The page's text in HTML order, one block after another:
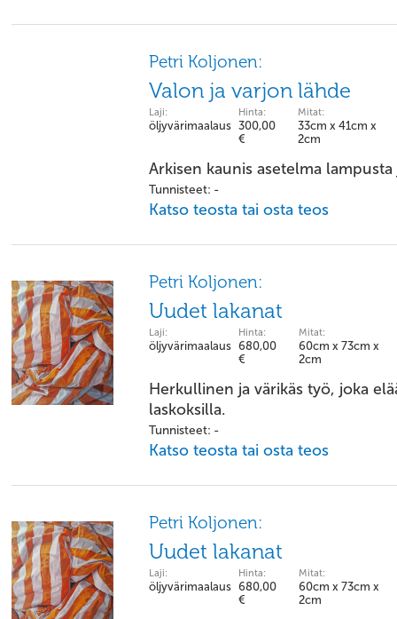
Petri Koljonen:
Valon ja varjon lähde
Laji:
öljyvärimaalaus
Hinta:
300,00
€
Mitat:
33cm x 41cm x
2cm
Arkisen kaunis asetelma lampusta
Tunnisteet: -
Katso teosta tai osta teos
Petri Koljonen:
Uudet lakanat
Laji:
öljyvärimaalaus
Hinta:
680,00
€
Mitat:
60cm x 73cm x
2cm
Herkullinen ja värikäs työ, joka
laskoksilla.
Tunnisteet: -
Katso teosta tai osta teos
Petri Koljonen:
Uudet lakanat
Laji:
öljyvärimaalaus
Hinta:
680,00
€
Mitat:
60cm x 73cm x
2cm